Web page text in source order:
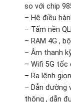
so với chip
– Hệ điều
– Tấm nền
– RAM 4G ,
– Âm thanh
– Wifi 5G tốc
– Ra lệnh
– Dẫn đường
thông , dẫn